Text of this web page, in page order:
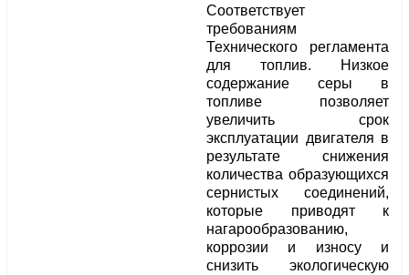
Соответствует
требованиям
Технического регламента
для топлив. Низкое
содержание серы в
топливе позволяет
увеличить срок
эксплуатации двигателя в
результате снижения
количества образующихся
сернистых соединений,
которые приводят к
нагарообразованию,
коррозии и износу и
снизить экологическую